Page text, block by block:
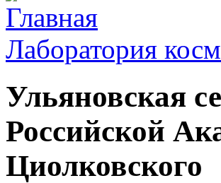
Лаборатория
Ульяновская
Российской
Циолковского